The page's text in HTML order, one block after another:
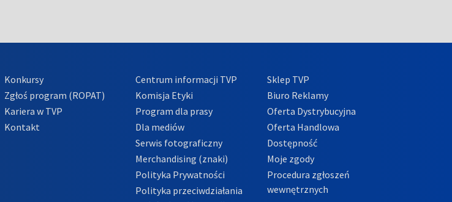
Konkursy
Zgłoś program (ROPAT)
Kariera w TVP
Kontakt
Centrum informacji TVP
Komisja Etyki
Program dla prasy
Dla mediów
Serwis fotograficzny
Merchandising (znaki)
Polityka Prywatności
Polityka przeciwdziałania
Sklep TVP
Biuro Reklamy
Oferta Dystrybucyjna
Oferta Handlowa
Dostępność
Moje zgody
Procedura zgłoszeń
wewnętrznych